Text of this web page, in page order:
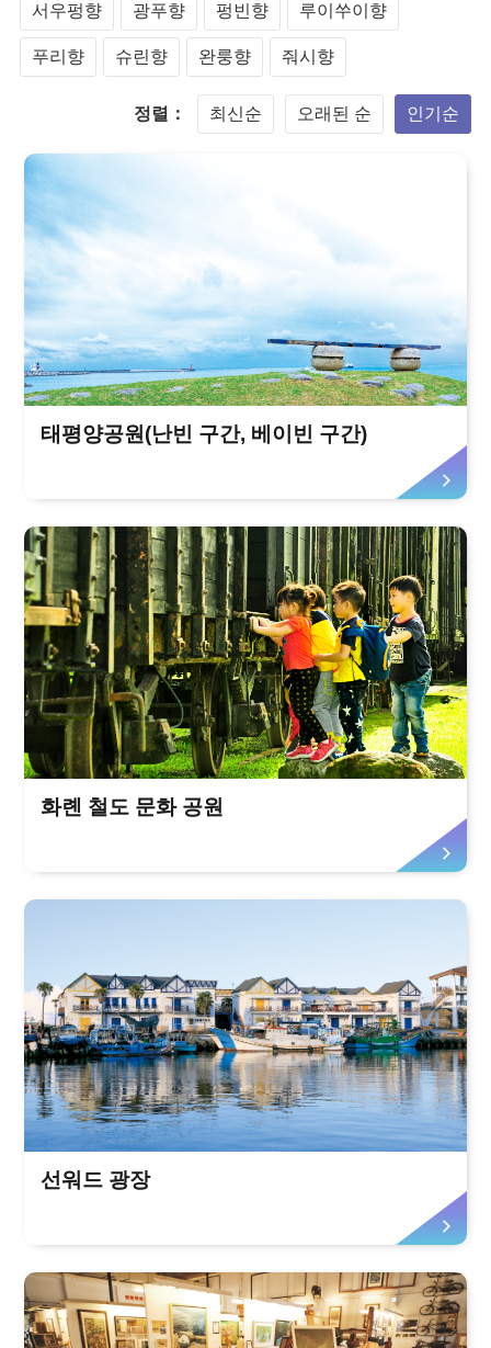
서우펑향 광푸향 펑빈향 루이쑤이향
푸리향 슈린향 완룽향 줘시향
정렬： 최신순 오래된 순 인기순
태평양공원(난빈 구간, 베이빈 구간)
화롄 철도 문화 공원
선워드 광장